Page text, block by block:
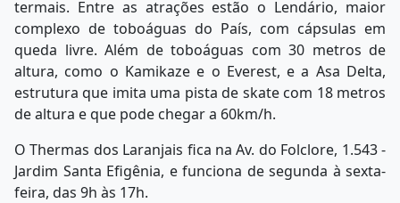
termais. Entre as atrações estão o Lendário, maior
complexo de toboáguas do País, com cápsulas em
queda livre. Além de toboáguas com 30 metros de
altura, como o Kamikaze e o Everest, e a Asa Delta,
estrutura que imita uma pista de skate com 18 metros
de altura e que pode chegar a 60km/h.
O Thermas dos Laranjais fica na Av. do Folclore, 1.543 -
Jardim Santa Efigênia, e funciona de segunda à sexta-
feira, das 9h às 17h.